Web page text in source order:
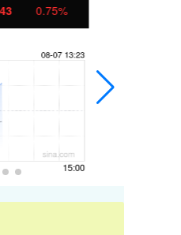
80.34 2.29%